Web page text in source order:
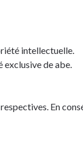
intellectuelle.
exclusive de abe.
En